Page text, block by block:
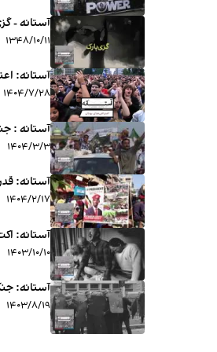
آستانه -
۱۳۴۸/۱۰/۱۱
آستانه:
۱۴۰۴/۷/۲۸
آستانه :
۱۴۰۴/۳/۳
آستانه:
۱۴۰۴/۲/۱۷
آستانه:
۱۴۰۳/۱۰/۱۰
آستانه:
۱۴۰۳/۸/۱۹